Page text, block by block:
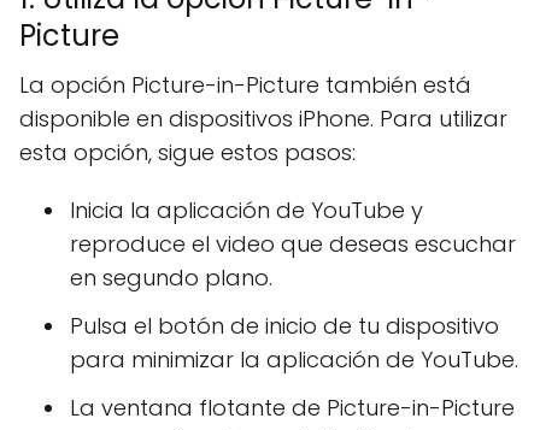
Picture
La opción Picture-in-Picture también está
disponible en dispositivos iPhone. Para utilizar
esta opción, sigue estos pasos:
Inicia la aplicación de YouTube y
reproduce el video que deseas escuchar
en segundo plano.
Pulsa el botón de inicio de tu dispositivo
para minimizar la aplicación de YouTube.
La ventana flotante de Picture-in-Picture